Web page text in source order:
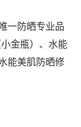
一防晒专业品
金甁）、水能
能美肌防晒修